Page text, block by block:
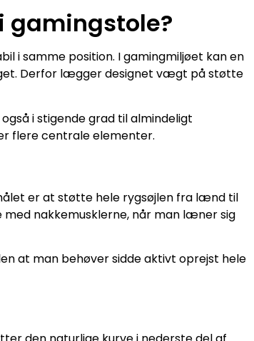
gamingstole?
i samme position. I gamingmiljøet kan en
Derfor lægger designet vægt på støtte
i stigende grad til almindeligt
flere centrale elementer.
er at støtte hele rygsøjlen fra lænd til
nakkemusklerne, når man læner sig
at man behøver sidde aktivt oprejst hele